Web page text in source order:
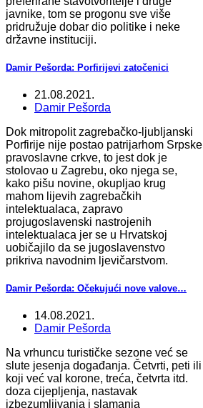
javnike, tom se progonu sve više
pridružuje dobar dio politike i neke
državne instituciji.
Damir Pešorda: Porfirijevi zatočenici
21.08.2021.
Damir Pešorda
Dok mitropolit zagrebačko-ljubljanski
Porfirije nije postao patrijarhom Srpske
pravoslavne crkve, to jest dok je
stolovao u Zagrebu, oko njega se,
kako pišu novine, okupljao krug
mahom lijevih zagrebačkih
intelektualaca, zapravo
projugoslavenski nastrojenih
intelektualaca jer se u Hrvatskoj
uobičajilo da se jugoslavenstvo
prikriva navodnim ljevičarstvom.
Damir Pešorda: Očekujući nove valove…
14.08.2021.
Damir Pešorda
Na vrhuncu turističke sezone već se
slute jesenja događanja. Četvrti, peti ili
koji već val korone, treća, četvrta itd.
doza cijepljenja, nastavak
izbezumljivanja i slamanja